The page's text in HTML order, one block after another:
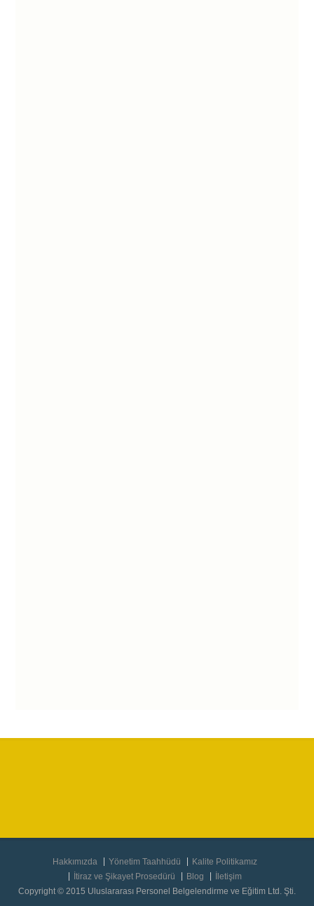
Hakkımızda Yönetim Taahhüdü
Kalite Politikamız
İtiraz ve Şikayet Prosedürü
Blog
İletişim
Copyright © 2015 Uluslararası Personel Belgelendirme ve Eğitim Ltd. Şti.